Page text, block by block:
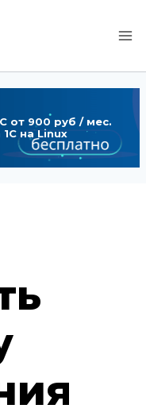
от 900 руб / мес.
на Linux